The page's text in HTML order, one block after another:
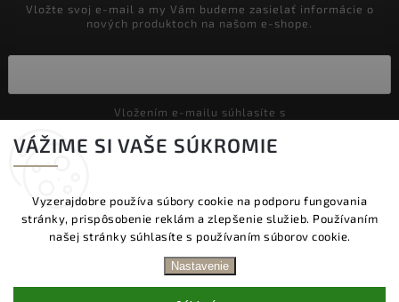
VÁŽIME SI VAŠE SÚKROMIE
Vyzerajdobre používa súbory cookie na podporu fungovania
stránky, prispôsobenie reklám a zlepšenie služieb. Používaním
našej stránky súhlasíte s používaním súborov cookie.
Nastavenie
DOPRAVA ZADARMO NAD 60 € | DODANIE V
PRACOVNÝCH DŇOCH DO 24 HOD. | BEZPLATNÁ
VÝMENA TOVARU | ZĽAVA 10 % NA PRVÝ NÁKUP
Vložte svoj e-mail a my Vám budeme zasielať informácie o
nových produktoch na našom e-shope.
Copyright 2026Vyzeraj dobre. Všetky práva vyhradené.
Upraviť nastavenie cookies
Shoptet| DesignShoptak.cz.